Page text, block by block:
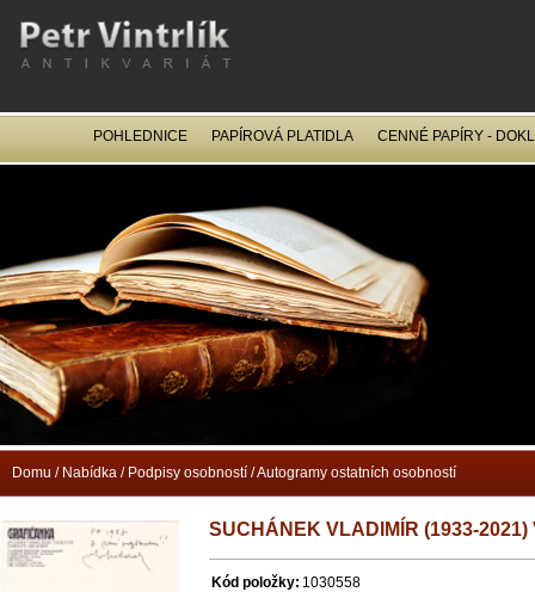
SUCHÁNEK VLADIMÍR (1933-
Kód položky: 1030558
POHLEDNICE PAPÍROVÁ PLATIDLA CENNÉ PAPÍRY -
Domu / Nabídka / Podpisy osobností /Autogramy ostatních osobností